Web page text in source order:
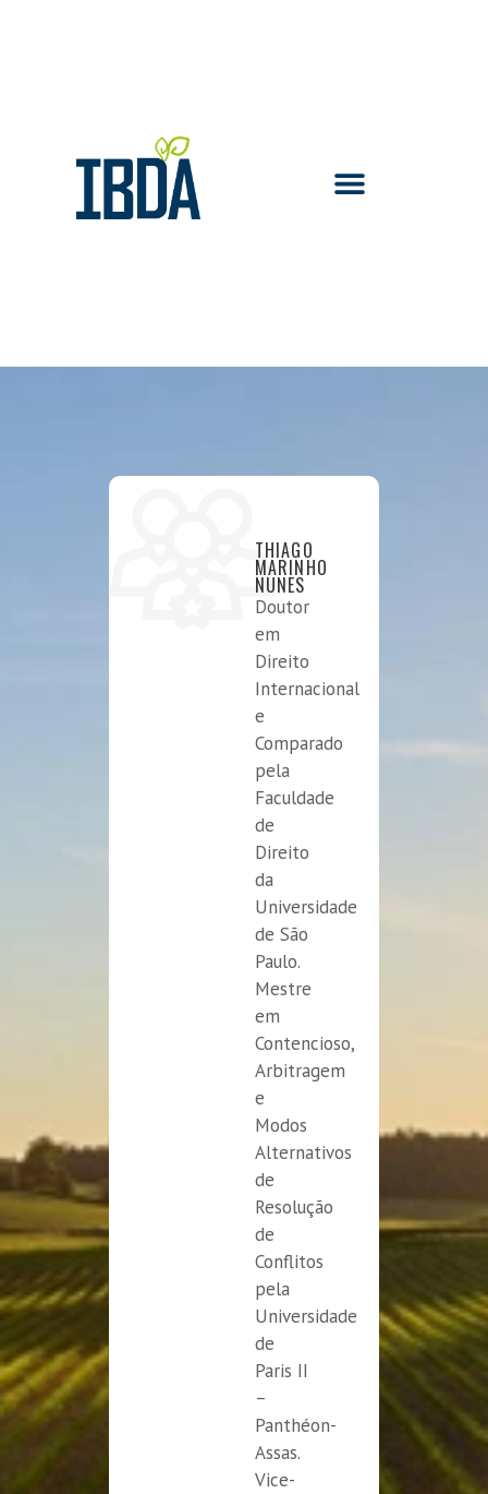
THIAGO
MARINHO
NUNES
Doutor
em
Direito
Internacional
e
Comparado
pela
Faculdade
de
Direito
da
Universidade
de São
Paulo.
Mestre
em
Contencioso,
Arbitragem
e
Modos
Alternativos
de
Resolução
de
Conflitos
pela
Universidade
de
Paris II
–
Panthéon-
Assas.
Vice-